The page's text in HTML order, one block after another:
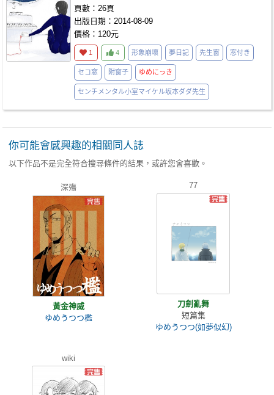
頁數：26頁
出版日期：2014-08-09
價格：120元
1 4 形象崩壞 夢日記 先生窗 窓付き
セコ窓 附窗子 ゆめにっき
センチメンタル小室マイケル坂本ダダ先生
你可能會感興趣的相關同人誌
以下作品不是完全符合搜尋條件的結果，或許您會喜歡。
深殤
黃金神威
ゆめうつつ檻
77
刀劍亂舞
短篇集
ゆめうつつ(如夢似幻)
wiki